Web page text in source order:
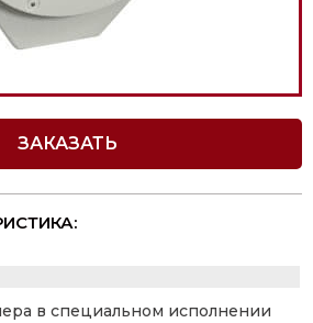
ЗАКАЗАТЬ
в специальном исполнении